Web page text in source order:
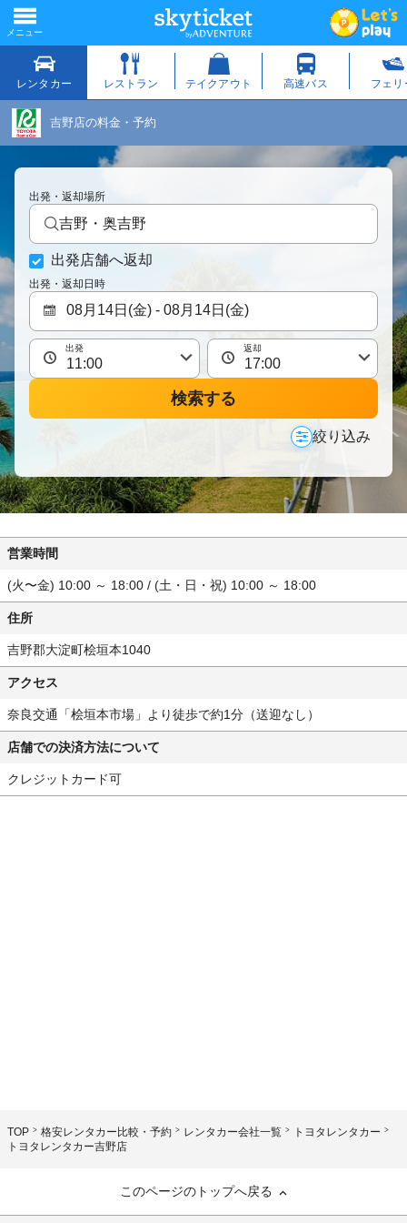
吉野店の料金・予約
出発・返却場所
吉野・奥吉野
出発店舗へ返却
出発・返却日時
出発 返却
検索する
絞り込み
営業時間
(火〜金) 10:00 ～ 18:00 / (土・日・祝) 10:00 ～ 18:00
住所
吉野郡大淀町桧垣本1040
アクセス
奈良交通「桧垣本市場」より徒歩で約1分（送迎なし）
店舗での決済方法について
クレジットカード可
TOP 格安レンタカー比較・予約 レンタカー会社一覧
トヨタレンタカー
トヨタレンタカー吉野店
このページのトップへ戻る